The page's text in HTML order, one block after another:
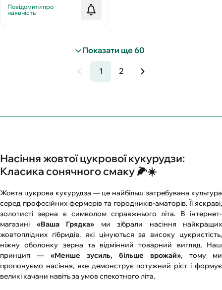
Повідомити про
наявність
Показати ще 60
1 2
Насіння жовтої цукрової кукурудзи:
Класика сонячного смаку 🌽☀️
Жовта цукрова кукурудза — це найбільш затребувана культура
серед професійних фермерів та городників-аматорів. Її яскраві,
золотисті зерна є символом справжнього літа. В інтернет-
магазині «Ваша Грядка» ми зібрали насіння найкращих
жовтоплідних гібридів, які цінуються за високу цукристість,
ніжну оболонку зерна та відмінний товарний вигляд. Наш
принцип — «Менше зусиль, більше врожай», тому ми
пропонуємо насіння, яке демонструє потужний ріст і формує
великі качани навіть за умов спекотного літа.